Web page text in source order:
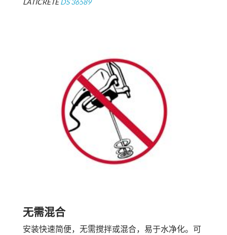
无需混合
安装快速简便，无需搅拌或混合，易于水净化。可